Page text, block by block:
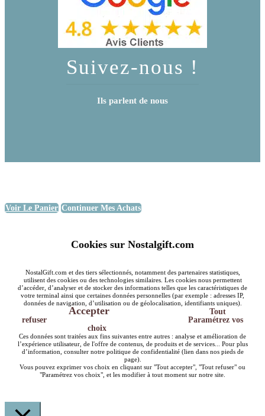
Suivez-nous !
Ils parlent de nous
Voir Le Panier Continuer Mes Achats
Cookies sur Nostalgift.com
NostalGift.com et des tiers sélectionnés, notamment des partenaires statistiques,
utilisent des cookies ou des technologies similaires. Les cookies nous permettent
d’accéder, d’analyser et de stocker des informations telles que les caractéristiques de
votre terminal ainsi que certaines données personnelles (par exemple : adresses IP,
données de navigation, d’utilisation ou de géolocalisation, identifiants uniques).
Accepter
Tout
refuser
Paramétrez vos
choix
Ces données sont traitées aux fins suivantes entre autres : analyse et amélioration de
l’expérience utilisateur, de l'offre de contenus, de produits et de services... Pour plus
d’information, consulter notre politique de confidentialité (lien dans nos pieds de
page).
Vous pouvez exprimer vos choix en cliquant sur "Tout accepter", "Tout refuser" ou
"Paramétrez vos choix", et les modifier à tout moment sur notre site.